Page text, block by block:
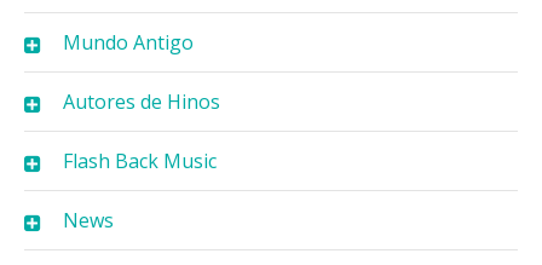
Mundo Antigo
Autores de Hinos
Flash Back Music
News